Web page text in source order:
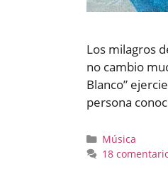
Los milagros
no cambio
Blanco”
persona
Categorías
Música
18